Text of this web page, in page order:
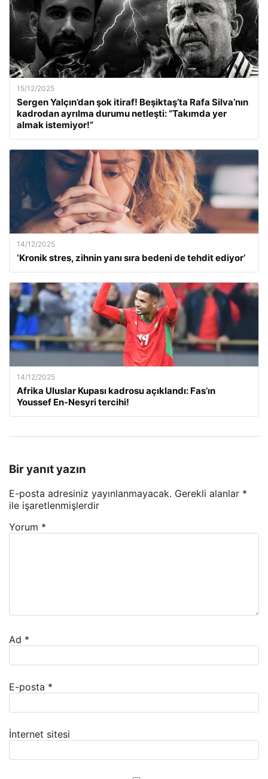
15/12/2025
Sergen Yalçın’dan şok itiraf! Beşiktaş’ta Rafa Silva’nın
kadrodan ayrılma durumu netleşti: “Takımda yer
almak istemiyor!”
14/12/2025
‘Kronik stres, zihnin yanı sıra bedeni de tehdit ediyor’
14/12/2025
Afrika Uluslar Kupası kadrosu açıklandı: Fas’ın
Youssef En-Nesyri tercihi!
Bir yanıt yazın
E-posta adresiniz yayınlanmayacak. Gerekli alanlar *
ile işaretlenmişlerdir
Yorum *
Ad *
E-posta *
İnternet sitesi